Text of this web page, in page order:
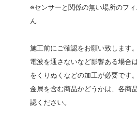
※センサーと関係の無い場所のフ
ん
施工前にご確認をお願い致します。
電波を通さないなど影響ある場合
をくりぬくなどの加工が必要です。
金属を含む商品かどうかは、各商
認ください。